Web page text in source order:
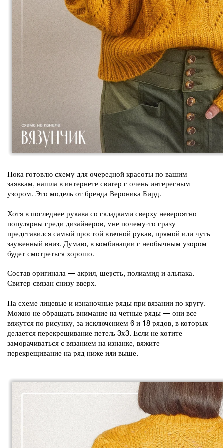
Пока готовлю схему для очередной красоты по вашим
заявкам, нашла в интернете свитер с очень интересным
узором. Это модель от бренда Вероника Бирд.
Хотя в последнее рукава со складками сверху невероятно
популярны среди дизайнеров, мне почему-то сразу
представился самый простой втачной рукав, прямой или чуть
зауженный вниз. Думаю, в комбинации с необычным узором
будет смотреться хорошо.
Состав оригинала — акрил, шерсть, полиамид и альпака.
Свитер связан снизу вверх.
На схеме лицевые и изнаночные ряды при вязании по кругу.
Можно не обращать внимание на четные ряды — они все
вяжутся по рисунку, за исключением 6 и 18 рядов, в которых
делается перекрещивание петель 3х3. Если не хотите
заморачиваться с вязанием на изнанке, вяжите
перекрещивание на ряд ниже или выше.